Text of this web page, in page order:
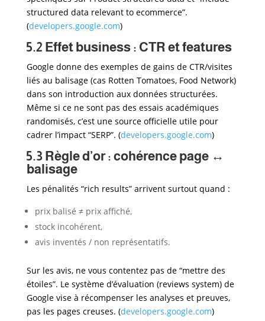
structured data relevant to ecommerce”.
(developers.google.com)
5.2 Effet business : CTR et features
Google donne des exemples de gains de CTR/visites
liés au balisage (cas Rotten Tomatoes, Food Network)
dans son introduction aux données structurées.
Même si ce ne sont pas des essais académiques
randomisés, c’est une source officielle utile pour
cadrer l’impact “SERP”. (developers.google.com)
5.3 Règle d’or : cohérence page ↔
balisage
Les pénalités “rich results” arrivent surtout quand :
prix balisé ≠ prix affiché,
stock incohérent,
avis inventés / non représentatifs.
Sur les avis, ne vous contentez pas de “mettre des
étoiles”. Le système d’évaluation (reviews system) de
Google vise à récompenser les analyses et preuves,
pas les pages creuses. (developers.google.com)